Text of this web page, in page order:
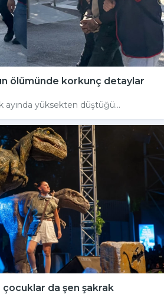
ölümünde korkunç detaylar
ayında yüksekten düştüğü...
da şen şakrak